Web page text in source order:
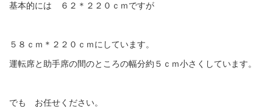
基本的には ６２＊２２０ｃｍですが
５８ｃｍ＊２２０ｃｍにしています。
運転席と助手席の間のところの幅分約５ｃｍ小さくしています。
でも お任せください。